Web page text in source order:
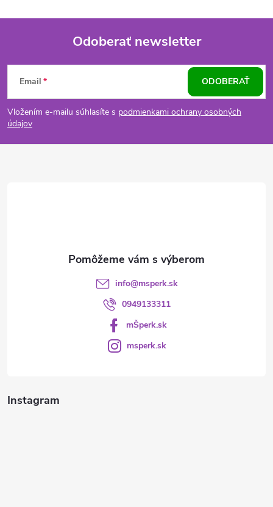
Z
á
p
Odoberať newsletter
Email
Vložením e-mailu súhlasíte s podmienkami ochrany osobných
údajov
ODOBERAŤ
Instagram
info@msperk.sk
0949133311
mŠperk.sk
msperk.sk